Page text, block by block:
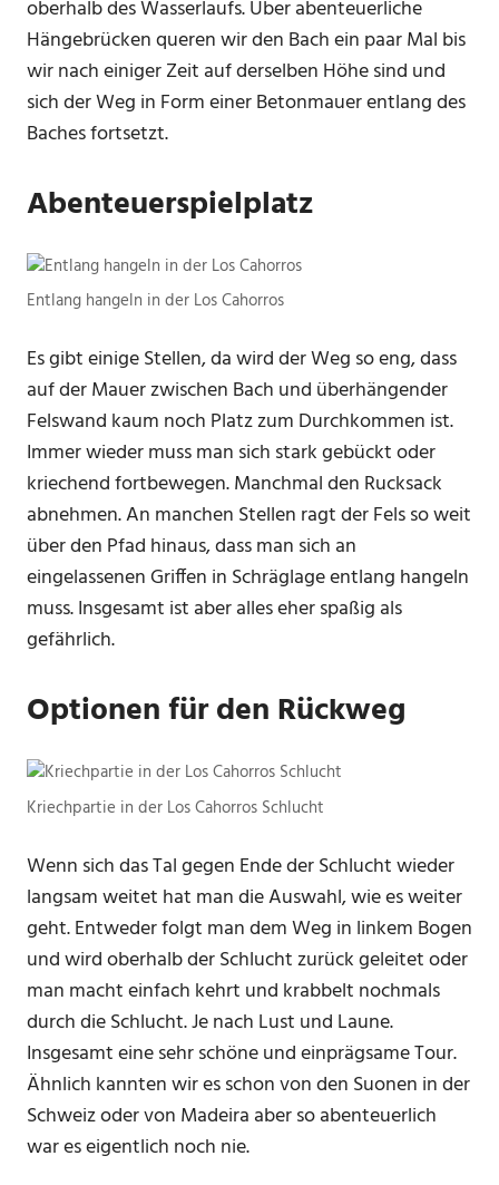
oberhalb des Wasserlaufs. Über abenteuerliche
Hängebrücken queren wir den Bach ein paar Mal bis
wir nach einiger Zeit auf derselben Höhe sind und
sich der Weg in Form einer Betonmauer entlang des
Baches fortsetzt.
Abenteuerspielplatz
Entlang hangeln in der Los Cahorros
Es gibt einige Stellen, da wird der Weg so eng, dass
auf der Mauer zwischen Bach und überhängender
Felswand kaum noch Platz zum Durchkommen ist.
Immer wieder muss man sich stark gebückt oder
kriechend fortbewegen. Manchmal den Rucksack
abnehmen. An manchen Stellen ragt der Fels so weit
über den Pfad hinaus, dass man sich an
eingelassenen Griffen in Schräglage entlang hangeln
muss. Insgesamt ist aber alles eher spaßig als
gefährlich.
Optionen für den Rückweg
Kriechpartie in der Los Cahorros Schlucht
Wenn sich das Tal gegen Ende der Schlucht wieder
langsam weitet hat man die Auswahl, wie es weiter
geht. Entweder folgt man dem Weg in linkem Bogen
und wird oberhalb der Schlucht zurück geleitet oder
man macht einfach kehrt und krabbelt nochmals
durch die Schlucht. Je nach Lust und Laune.
Insgesamt eine sehr schöne und einprägsame Tour.
Ähnlich kannten wir es schon von den Suonen in der
Schweiz oder von Madeira aber so abenteuerlich
war es eigentlich noch nie.